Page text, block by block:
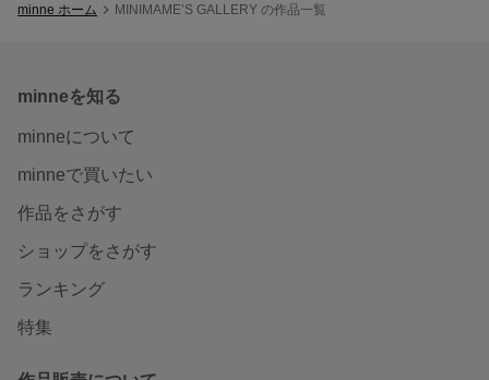
minne ホーム MINIMAME’S GALLERY の作品一覧
minneを知る
minneについて
minneで買いたい
作品をさがす
ショップをさがす
ランキング
特集